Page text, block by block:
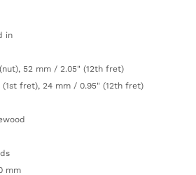
in
52 mm / 2.05" (12th fret)
fret), 24 mm / 0.95" (12th fret)
mm